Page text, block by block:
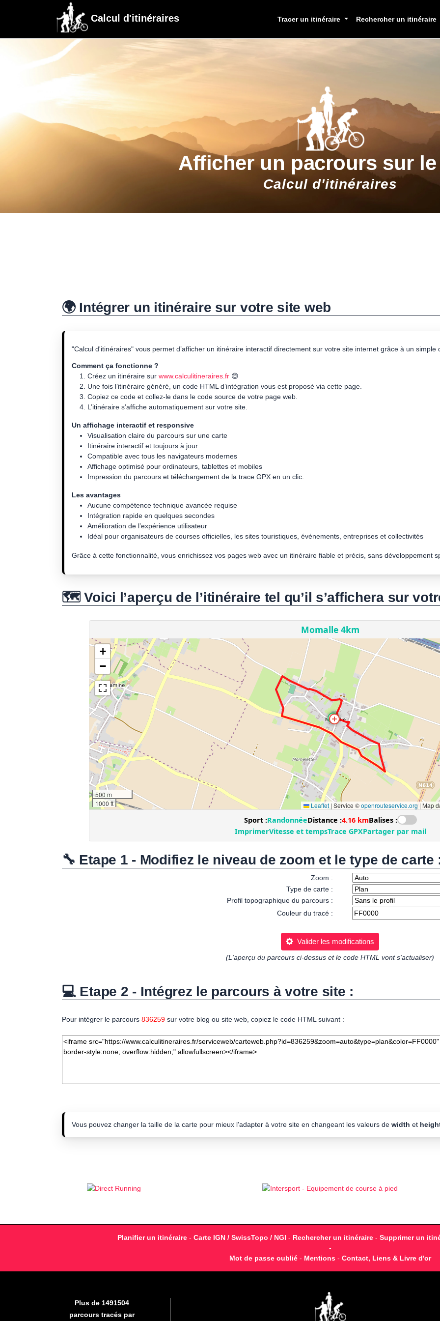
Calcul d'itinéraires Tracer un itinéraire Rechercher un itinéraire
Afficher un pacrours sur
Calcul d'itinéraires
🌍 Intégrer un itinéraire sur votre site web
"Calcul d'itinéraires" vous permet d’afficher un itinéraire interactif directement sur votre site internet grâce à un simple
Comment ça fonctionne ?
Créez un itinéraire sur www.calculitineraires.fr 😊
Une fois l’itinéraire généré, un code HTML d’intégration vous est proposé via cette page.
Copiez ce code et collez-le dans le code source de votre page web.
L’itinéraire s’affiche automatiquement sur votre site.
Un affichage interactif et responsive
Visualisation claire du parcours sur une carte
Itinéraire interactif et toujours à jour
Compatible avec tous les navigateurs modernes
Affichage optimisé pour ordinateurs, tablettes et mobiles
Impression du parcours et téléchargement de la trace GPX en un clic.
Les avantages
Aucune compétence technique avancée requise
Intégration rapide en quelques secondes
Amélioration de l’expérience utilisateur
Idéal pour organisateurs de courses officielles, les sites touristiques, événements, entreprises et collectivités
Grâce à cette fonctionnalité, vous enrichissez vos pages web avec un itinéraire fiable et précis, sans développement
🗺️ Voici l’aperçu de l’itinéraire tel qu’il s’affichera sur
🔧 Etape 1 - Modifiez le niveau de zoom et le type de carte
Zoom :
Type de carte :
Profil topographique du parcours :
Couleur du tracé :
Valider les modifications
(L'aperçu du parcours ci-dessus et le code HTML vont s'actualiser)
💻 Etape 2 - Intégrez le parcours à votre site :
Pour intégrer le parcours 836259 sur votre blog ou site web, copiez le code HTML suivant :
Vous pouvez changer la taille de la carte pour mieux l'adapter à votre site en changeant les valeurs de width et
Planifier un itinéraire - Carte IGN / SwissTopo / NGI - Rechercher un itinéraire - Supprimer un
-
Mot de passe oublié- Mentions- Contact, Liens & Livre d'or
Plus de 1491504
parcours tracés par